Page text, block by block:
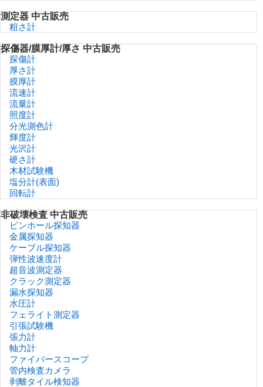
測定器 中古販売
粗さ計
探傷器/膜厚計/厚さ 中古販売
探傷計
厚さ計
膜厚計
流速計
流量計
照度計
分光測色計
輝度計
光沢計
硬さ計
木材試験機
塩分計(表面)
回転計
非破壊検査 中古販売
ピンホール探知器
金属探知器
ケーブル探知器
弾性波速度計
超音波測定器
クラック測定器
漏水探知器
水圧計
フェライト測定器
引張試験機
張力計
軸力計
ファイバースコープ
管内検査カメラ
剥離タイル検知器